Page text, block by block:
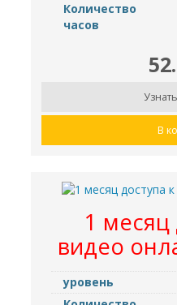
Количество
часов
В
1 месяц
видео
уровень